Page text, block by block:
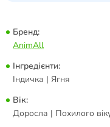
Бренд:
AnimAll
Інгредієнти:
Індичка | Ягня
Вік:
Доросла | Похилого